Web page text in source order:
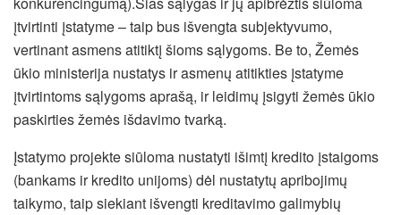
įtvirtinti įstatyme – taip bus išvengta subjektyvumo,
vertinant asmens atitiktį šioms sąlygoms. Be to, Žemės
ūkio ministerija nustatys ir asmenų atitikties įstatyme
įtvirtintoms sąlygoms aprašą, ir leidimų įsigyti žemės ūkio
paskirties žemės išdavimo tvarką.
Įstatymo projekte siūloma nustatyti išimtį kredito įstaigoms
(bankams ir kredito unijoms) dėl nustatytų apribojimų
taikymo, taip siekiant išvengti kreditavimo galimybių